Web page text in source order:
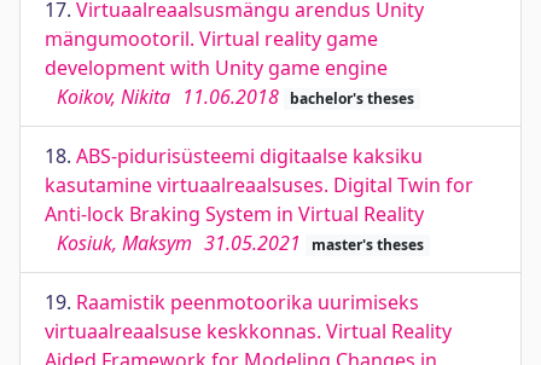
17. Virtuaalreaalsusmängu arendus Unity
mängumootoril. Virtual reality game
development with Unity game engine
Koikov, Nikita 11.06.2018 bachelor's theses
18. ABS-pidurisüsteemi digitaalse kaksiku
kasutamine virtuaalreaalsuses. Digital Twin for
Anti-lock Braking System in Virtual Reality
Kosiuk, Maksym 31.05.2021 master's theses
19. Raamistik peenmotoorika uurimiseks
virtuaalreaalsuse keskkonnas. Virtual Reality